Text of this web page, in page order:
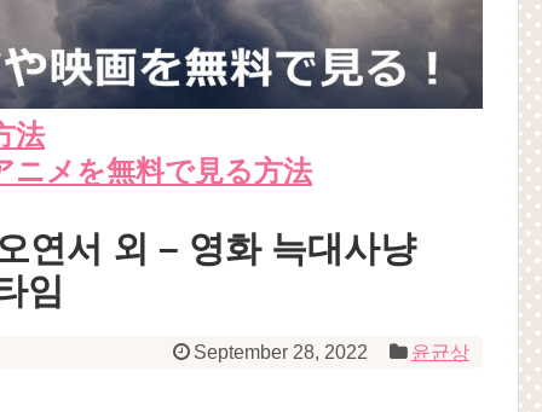
法
ニメを無料で見る方法
연서 외 – 영화 늑대사냥
임
September 28, 2022 윤균상